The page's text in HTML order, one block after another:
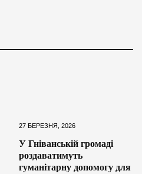
27 БЕРЕЗНЯ, 2026
У Гніванській громаді
роздаватимуть
гуманітарну допомогу для